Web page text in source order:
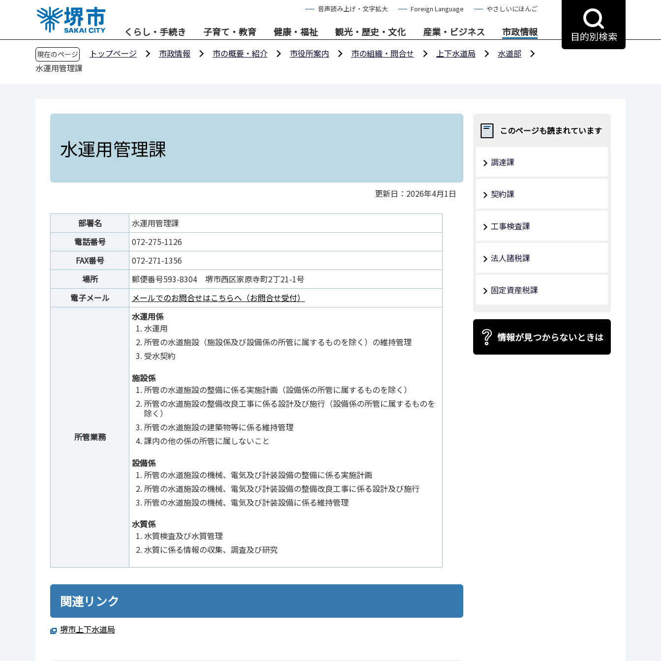
音声読み上げ・文字拡大 Foreign Language やさしいにほんご
くらし・手続き 子育て・教育 健康・福祉 観光・歴史・文化 産業・ビジネス 市政情報 目的別検索
現在のページ トップページ 市政情報 市の概要・紹介 市役所案内 市の組織・問合せ 上下水道局
水道部
水運用管理課
水運用管理課
更新日：2026年4月1日
部署名
水運用管理課
電話番号
072-275-1126
FAX番号
072-271-1356
場所
郵便番号593-8304 堺市西区家原寺町2丁21-1号
電子メール
メールでのお問合せはこちらへ（お問合せ受付）
所管業務
水運用係
水運用
所管の水道施設（施設係及び設備係の所管に属するものを除く）の維持管理
受水契約
施設係
所管の水道施設の整備に係る実施計画（設備係の所管に属するものを除く）
所管の水道施設の整備改良工事に係る設計及び施行（設備係の所管に属するものを
除く）
所管の水道施設の建築物等に係る維持管理
課内の他の係の所管に属しないこと
設備係
所管の水道施設の機械、電気及び計装設備の整備に係る実施計画
所管の水道施設の機械、電気及び計装設備の整備改良工事に係る設計及び施行
所管の水道施設の機械、電気及び計装設備に係る維持管理
水質係
水質検査及び水質管理
水質に係る情報の収集、調査及び研究
関連リンク
堺市上下水道局
このページも読まれています
調達課
契約課
工事検査課
法人諸税課
固定資産税課
情報が見つからないときは